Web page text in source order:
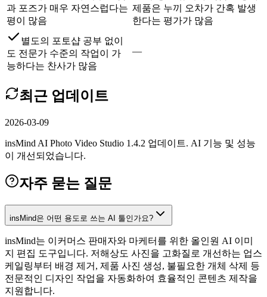
과 포즈가 매우 자연스럽다는
평이 많음
제품은 누끼 오차가 간혹 발생
한다는 평가가 많음
별도의 포토샵 공부 없이
도 전문가 수준의 작업이 가
능하다는 찬사가 많음
—
최근 업데이트
2026-03-09
insMind AI Photo Video Studio 1.4.2 업데이트. AI 기능 및 성능
이 개선되었습니다.
자주 묻는 질문
insMind은 어떤 용도로 쓰는 AI 툴인가요?
insMind는 이커머스 판매자와 마케터를 위한 올인원 AI 이미
지 편집 도구입니다. 저해상도 사진을 고화질로 개선하는 업스
케일링부터 배경 제거, 제품 사진 생성, 불필요한 개체 삭제 등
전문적인 디자인 작업을 자동화하여 효율적인 콘텐츠 제작을
지원합니다.